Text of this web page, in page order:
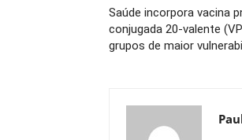
Saúde incorpora vacina
conjugada 20-valente
grupos de maior